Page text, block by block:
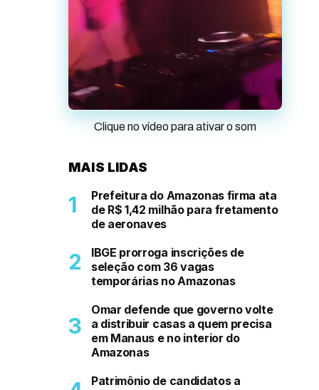
Clique no vídeo para ativar o som
MAIS LIDAS
Prefeitura do Amazonas firma ata
de R$ 1,42 milhão para fretamento
de aeronaves
IBGE prorroga inscrições de
seleção com 36 vagas
temporárias no Amazonas
Omar defende que governo volte
a distribuir casas a quem precisa
em Manaus e no interior do
Amazonas
Patrimônio de candidatos a